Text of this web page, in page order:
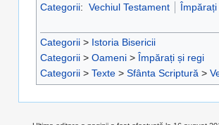
Categorii: Vechiul Testament
Categorii > Istoria Bisericii
Categorii > Oameni > Împărați și regi
Categorii > Texte > Sfânta Scriptură >